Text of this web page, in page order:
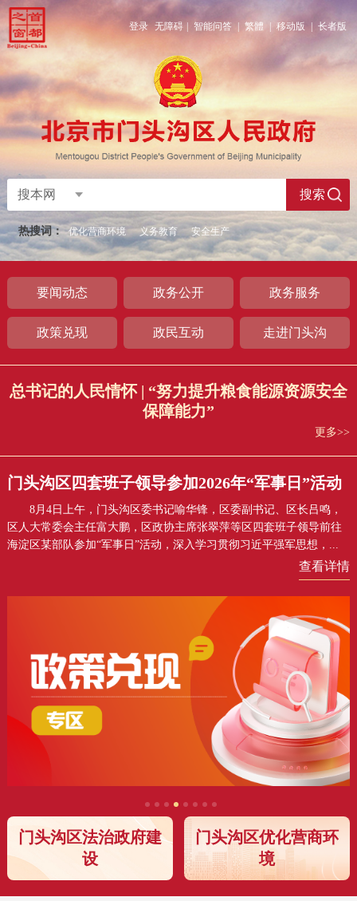
登录 | 智能问答 | 繁體 | 移动版
无障碍 | 长者版
搜本网 搜索
热搜词： 优化营商环境 义务教育 安全生产
要闻动态 政务公开 政务服务
政策兑现 政民互动 走进门头沟
总书记的人民情怀 | “努力提升粮食能源资源安全
保障能力”
更多>>
门头沟区四套班子领导参加2026年“军事日”活动
8月4日上午，门头沟区委书记喻华锋，区委副书记、区长吕鸣，
区人大常委会主任富大鹏，区政协主席张翠萍等区四套班子领导前往
海淀区某部队参加“军事日”活动，深入学习贯彻习近平强军思想，...
查看详情
门头沟区法治政府建
设
门头沟区优化营商环
境